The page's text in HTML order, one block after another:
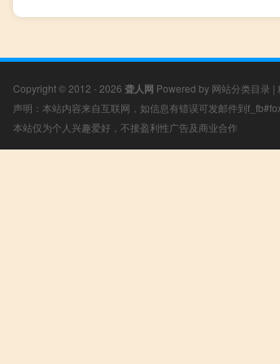
Copyright © 2012 - 2026 聋人网 Powered by 网站分类目录 |
声明：本站内容来自互联网，如信息有错误可发邮件到
本站仅为个人兴趣爱好，不接盈利性广告及商业合作